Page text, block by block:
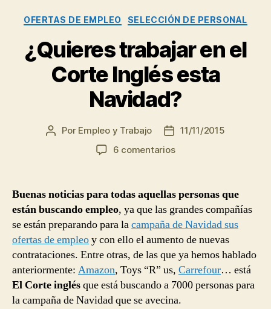
Categorías
OFERTAS DE EMPLEO SELECCIÓN DE PERSONAL
¿Quieres trabajar en el
Corte Inglés esta
Navidad?
Autor
Por Empleo y Trabajo
Fecha11/11/2015
6 comentariosen
el
Corte
Inglés
esta
Navidad?
Buenas noticias para todas aquellas personas que
están buscando empleo, ya que las grandes compañías
se están preparando para lacampaña de Navidad sus
ofertas de empleoy con ello el aumento de nuevas
contrataciones. Entre otras, de las que ya hemos hablado
anteriormente: Amazon, Toys “R” us, Carrefour… está
El Corte inglésque está buscando a 7000 personas para
la campaña de Navidad que se avecina.